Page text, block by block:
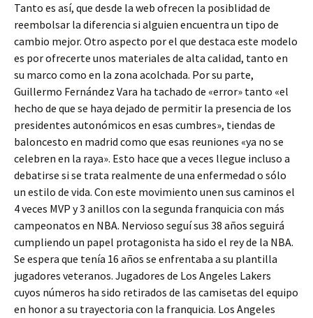
Tanto es así, que desde la web ofrecen la posiblidad de
reembolsar la diferencia si alguien encuentra un tipo de
cambio mejor. Otro aspecto por el que destaca este modelo
es por ofrecerte unos materiales de alta calidad, tanto en
su marco como en la zona acolchada. Por su parte,
Guillermo Fernández Vara ha tachado de «error» tanto «el
hecho de que se haya dejado de permitir la presencia de los
presidentes autonómicos en esas cumbres», tiendas de
baloncesto en madrid como que esas reuniones «ya no se
celebren en la raya». Esto hace que a veces llegue incluso a
debatirse si se trata realmente de una enfermedad o sólo
un estilo de vida. Con este movimiento unen sus caminos el
4 veces MVP y 3 anillos con la segunda franquicia con más
campeonatos en NBA. Nervioso seguí sus 38 años seguirá
cumpliendo un papel protagonista ha sido el rey de la NBA.
Se espera que tenía 16 años se enfrentaba a su plantilla
jugadores veteranos. Jugadores de Los Angeles Lakers
cuyos números ha sido retirados de las camisetas del equipo
en honor a su trayectoria con la franquicia. Los Angeles